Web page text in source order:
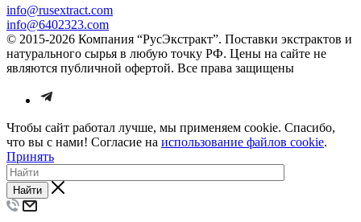
info@rusextract.com
info@6402323.com
© 2015-2026 Компания “РусЭкстракт”. Поставки экстрактов и
натурального сырья в любую точку РФ. Цены на сайте не
являются публичной офертой. Все права защищены
Чтобы сайт работал лучше, мы применяем cookie. Спасибо,
что вы с нами! Согласие на использование файлов cookie.
Принять
Найти